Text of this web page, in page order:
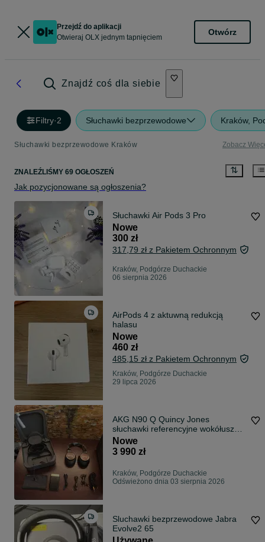
Przejdź do aplikacji
Otwieraj OLX jednym tapnięciem
Otwórz
Znajdź coś dla siebie
Filtry·2 Słuchawki bezprzewodowe Kraków,
Słuchawki bezprzewodowe Kraków Zobacz
ZNALEŹLIŚMY 69 OGŁOSZEŃ
Jak pozycjonowane są ogłoszenia?
Słuchawki Air Pods 3 Pro
Nowe
300 zł
317,79 zł z Pakietem Ochronnym
Kraków, Podgórze Duchackie
06 sierpnia 2026
AirPods 4 z aktuwną redukcją
halasu
Nowe
460 zł
485,15 zł z Pakietem Ochronnym
Kraków, Podgórze Duchackie
29 lipca 2026
AKG N90 Q Quincy Jones
słuchawki referencyjne wokółuszne
ANC DAC
Nowe
3 990 zł
Kraków, Podgórze Duchackie
Odświeżono dnia 03 sierpnia 2026
Sluchawki bezprzewodowe Jabra
Evolve2 65